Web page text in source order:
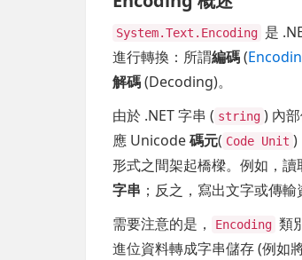
System.Text.Encoding 是
進行轉換：所謂編碼(
解碼(Decoding)。
由於 .NET 字串 ( string ) 內
應 Unicode碼元( Code Unit )
形式之間架起橋樑。例如，
字串 ；反之，寫出文字或傳
需要注意的是，
Encoding 類
進位資料轉成字串儲存 (例如